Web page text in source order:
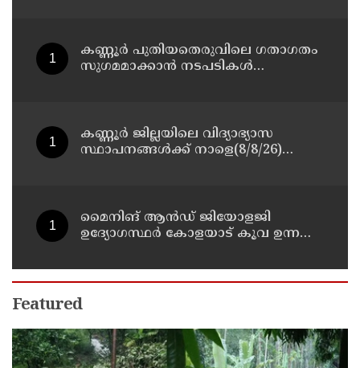
കണ്ണൂർ പുതിയതെരുവിലെ ഗതാഗതം
സുഗമമാക്കാന്‍ നടപടികള്‍
കണ്ണൂർ ജില്ലയിലെ വിദ്യാഭ്യാസ
സ്ഥാപനങ്ങള്‍ക്ക് നാളെ(8/8/26)
മൈനിങ് ആൻഡ്​ ജിയോളജി
ഉദ്യോഗസ്ഥർ കോളയാട് കൂവ ഉന്നതി
Featured